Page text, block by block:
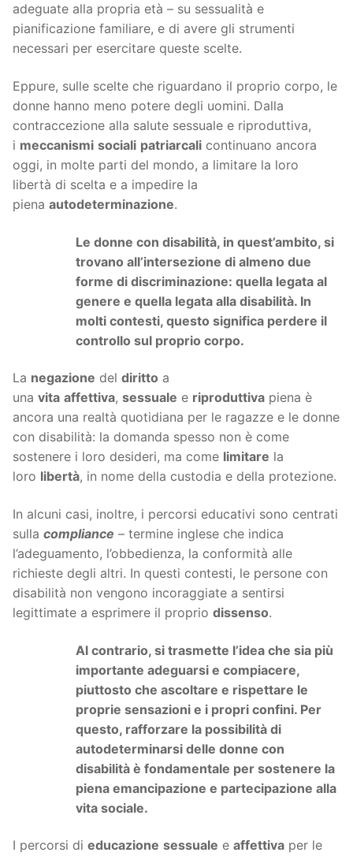
adeguate alla propria età – su sessualità e
pianificazione familiare, e di avere gli strumenti
necessari per esercitare queste scelte.
Eppure, sulle scelte che riguardano il proprio corpo, le
donne hanno meno potere degli uomini. Dalla
contraccezione alla salute sessuale e riproduttiva,
i meccanismi sociali patriarcali continuano ancora
oggi, in molte parti del mondo, a limitare la loro
libertà di scelta e a impedire la
piena autodeterminazione.
Le donne con disabilità, in quest’ambito, si
trovano all’intersezione di almeno due
forme di discriminazione: quella legata al
genere e quella legata alla disabilità. In
molti contesti, questo significa perdere il
controllo sul proprio corpo.
La negazione del diritto a
una vita affettiva, sessuale e riproduttiva piena è
ancora una realtà quotidiana per le ragazze e le donne
con disabilità: la domanda spesso non è come
sostenere i loro desideri, ma come limitare la
loro libertà, in nome della custodia e della protezione.
In alcuni casi, inoltre, i percorsi educativi sono centrati
sulla compliance – termine inglese che indica
l’adeguamento, l’obbedienza, la conformità alle
richieste degli altri. In questi contesti, le persone con
disabilità non vengono incoraggiate a sentirsi
legittimate a esprimere il proprio dissenso.
Al contrario, si trasmette l’idea che sia più
importante adeguarsi e compiacere,
piuttosto che ascoltare e rispettare le
proprie sensazioni e i propri confini. Per
questo, rafforzare la possibilità di
autodeterminarsi delle donne con
disabilità è fondamentale per sostenere la
piena emancipazione e partecipazione alla
vita sociale.
I percorsi di educazione sessuale e affettiva per le